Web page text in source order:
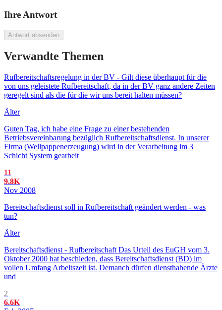
Ihre Antwort
Antwort absenden
Verwandte Themen
Rufbereitschaftsregelung in der BV - Gilt diese überhaupt für die
von uns geleistete Rufbereitschaft, da in der BV ganz andere Zeiten
geregelt sind als die für die wir uns bereit halten müssen?
Älter
Guten Tag, ich habe eine Frage zu einer bestehenden
Betriebsvereinbarung bezüglich Rufbereitschaftsdienst. In unserer
Firma (Wellpappenerzeugung) wird in der Verarbeitung im 3
Schicht System gearbeit
11
9.8K
Nov 2008
Bereitschaftsdienst soll in Rufbereitschaft geändert werden - was
tun?
Älter
Bereitschaftsdienst - Rufbereitschaft Das Urteil des EuGH vom 3.
Oktober 2000 hat beschieden, dass Bereitschaftsdienst (BD) im
vollen Umfang Arbeitszeit ist. Demanch dürfen diensthabende Ärzte
und
2
6.6K